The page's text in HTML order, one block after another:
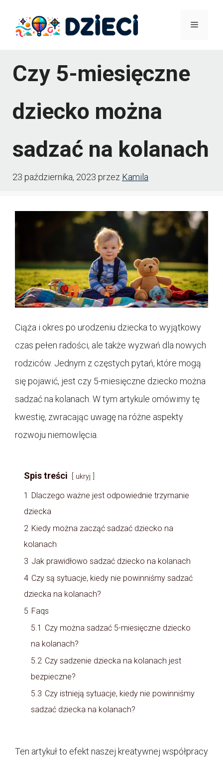
Menu
Czy 5-miesięczne
dziecko można
sadzać na kolanach
23 października, 2023 przez Kamila
Ciąża i okres po urodzeniu dziecka to wyjątkowy
czas pełen radości, ale także wyzwań dla nowych
rodziców. Jednym z częstych pytań, które mogą
się pojawić, jest czy 5-miesięczne dziecko można
sadzać na kolanach. W tym artykule omówimy tę
kwestię, zwracając uwagę na różne aspekty
rozwoju niemowlęcia.
Spis treści ukryj
1 Dlaczego ważne jest odpowiednie trzymanie
dziecka
2 Kiedy można zacząć sadzać dziecko na
kolanach
3 Jak prawidłowo sadzać dziecko na kolanach
4 Czy są sytuacje, kiedy nie powinniśmy sadzać
dziecka na kolanach?
5 Faqs
5.1 Czy można sadzać 5-miesięczne dziecko
na kolanach?
5.2 Czy sadzenie dziecka na kolanach jest
bezpieczne?
5.3 Czy istnieją sytuacje, kiedy nie powinniśmy
sadzać dziecka na kolanach?
Ten artykuł to efekt naszej kreatywnej współpracy